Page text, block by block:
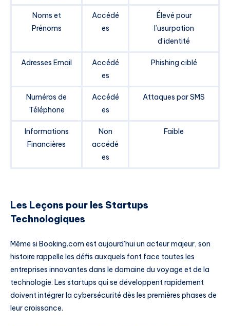
Noms et
Prénoms
Accédé
es
Élevé pour
l’usurpation
d’identité
Adresses Email
Accédé
es
Phishing ciblé
Numéros de
Téléphone
Accédé
es
Attaques par SMS
Informations
Financières
Non
accédé
es
Faible
Les Leçons pour les Startups
Technologiques
Même si Booking.com est aujourd’hui un acteur majeur, son
histoire rappelle les défis auxquels font face toutes les
entreprises innovantes dans le domaine du voyage et de la
technologie. Les startups qui se développent rapidement
doivent intégrer la cybersécurité dès les premières phases de
leur croissance.